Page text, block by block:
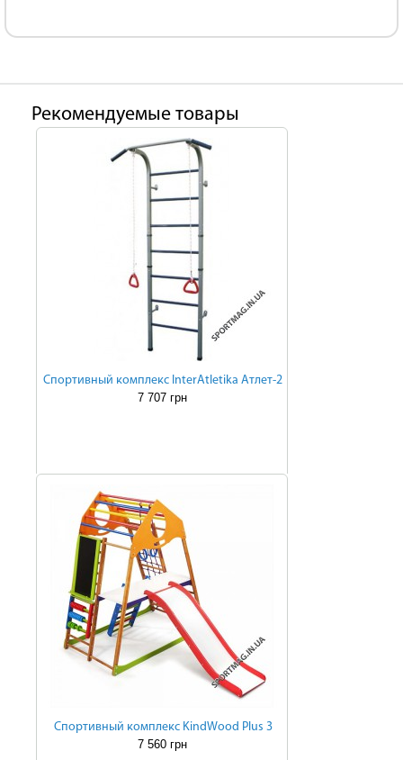
Рекомендуемые товары
Cпортивный комплекс InterAtletika Атлет-2
7 707 грн
Cпортивный комплекс KindWood Plus 3
7 560 грн